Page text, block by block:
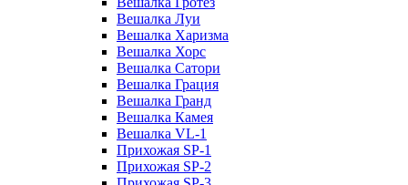
Вешалка Луи
Вешалка Харизма
Вешалка Хорс
Вешалка Сатори
Вешалка Грация
Вешалка Гранд
Вешалка Камея
Вешалка VL-1
Прихожая SP-1
Прихожая SP-2